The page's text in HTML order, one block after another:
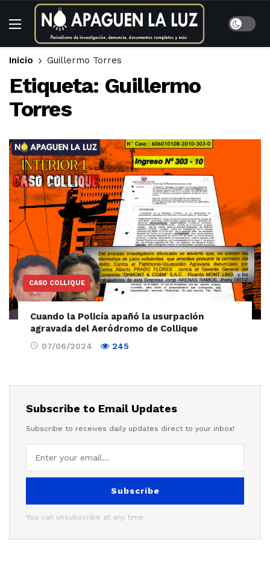
Inicio Guillermo Torres
Etiqueta: Guillermo
Torres
CASO COLLIQUE
Cuando la Policía apañó la usurpación
agravada del Aeródromo de Collique
07/06/2024 245
Subscribe to Email Updates
Subscribe to receives daily updates direct to your inbox!
Subscribe
You can unsubscribe at any time